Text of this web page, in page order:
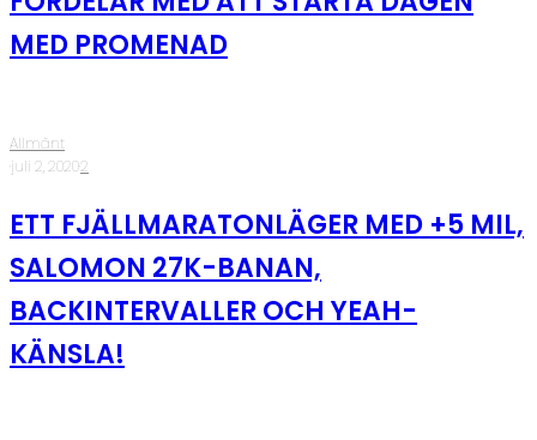
MED PROMENAD
Allmänt
·juli 2, 2020·2
ETT FJÄLLMARATONLÄGER MED +5 MIL,
SALOMON 27K-BANAN,
BACKINTERVALLER OCH YEAH-
KÄNSLA!